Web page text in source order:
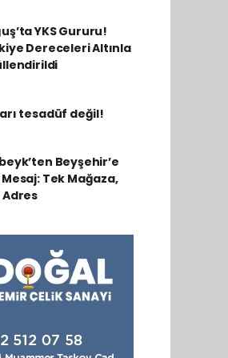
YKS Gururu!
Dereceleri Altınla
tesadüf değil!
Beyşehir’e
Tek Mağaza,
Adres